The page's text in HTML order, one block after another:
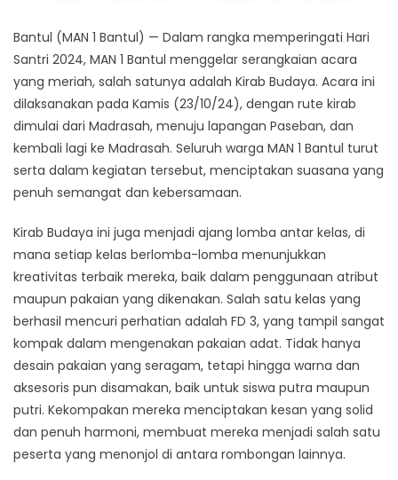
Bantul (MAN 1 Bantul) — Dalam rangka memperingati Hari
Santri 2024, MAN 1 Bantul menggelar serangkaian acara
yang meriah, salah satunya adalah Kirab Budaya. Acara ini
dilaksanakan pada Kamis (23/10/24), dengan rute kirab
dimulai dari Madrasah, menuju lapangan Paseban, dan
kembali lagi ke Madrasah. Seluruh warga MAN 1 Bantul turut
serta dalam kegiatan tersebut, menciptakan suasana yang
penuh semangat dan kebersamaan.
Kirab Budaya ini juga menjadi ajang lomba antar kelas, di
mana setiap kelas berlomba-lomba menunjukkan
kreativitas terbaik mereka, baik dalam penggunaan atribut
maupun pakaian yang dikenakan. Salah satu kelas yang
berhasil mencuri perhatian adalah FD 3, yang tampil sangat
kompak dalam mengenakan pakaian adat. Tidak hanya
desain pakaian yang seragam, tetapi hingga warna dan
aksesoris pun disamakan, baik untuk siswa putra maupun
putri. Kekompakan mereka menciptakan kesan yang solid
dan penuh harmoni, membuat mereka menjadi salah satu
peserta yang menonjol di antara rombongan lainnya.